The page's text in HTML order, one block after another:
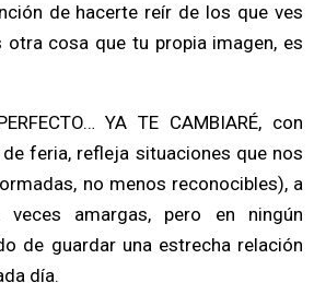
de hacerte reír de los que ves
otra cosa que tu propia imagen, es
YA TE CAMBIARÉ, con
feria, refleja situaciones que nos
no menos reconocibles), a
veces amargas, pero en ningún
de guardar una estrecha relación
día.